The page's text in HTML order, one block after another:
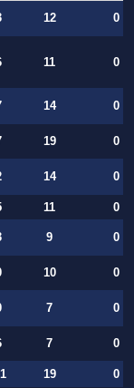
12 0
11 0
14
0
19
0
14 0
11
0
9
0
10
0
7
0
7 0
19
0